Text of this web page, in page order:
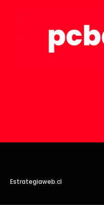
Estrategiaweb.cl